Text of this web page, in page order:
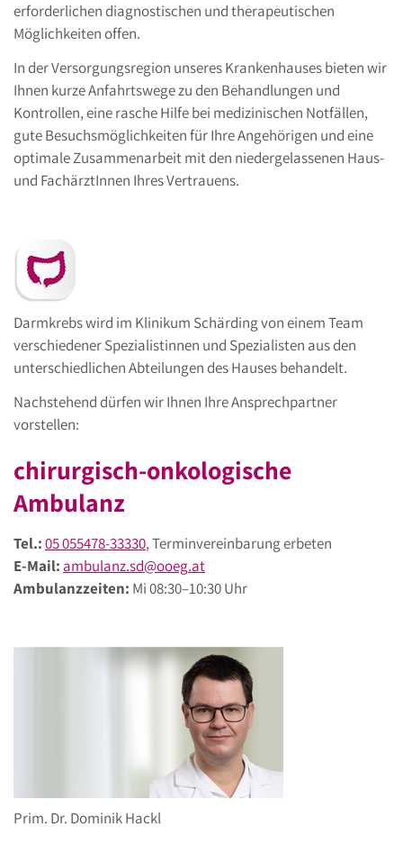
erforderlichen diagnostischen und therapeutischen
Möglichkeiten offen.
In der Versorgungsregion unseres Krankenhauses bieten wir
Ihnen kurze Anfahrtswege zu den Behandlungen und
Kontrollen, eine rasche Hilfe bei medizinischen Notfällen,
gute Besuchsmöglichkeiten für Ihre Angehörigen und eine
optimale Zusammenarbeit mit den niedergelassenen Haus-
und FachärztInnen Ihres Vertrauens.
Darmkrebs wird im Klinikum Schärding von einem Team
verschiedener Spezialistinnen und Spezialisten aus den
unterschiedlichen Abteilungen des Hauses behandelt.
Nachstehend dürfen wir Ihnen Ihre Ansprechpartner
vorstellen:
chirurgisch-onkologische
Ambulanz
Tel.:05 055478-33330, Terminvereinbarung erbeten
E-Mail: ambulanz.sd@ooeg.at
Ambulanzzeiten: Mi 08:30–10:30 Uhr
Prim. Dr. Dominik Hackl